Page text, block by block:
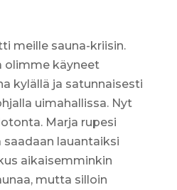
meille sauna-kriisin.
olimme käyneet
kylällä ja satunnaisesti
uimahallissa. Nyt
Marja rupesi
lauantaiksi
aikaisemminkin
mutta silloin